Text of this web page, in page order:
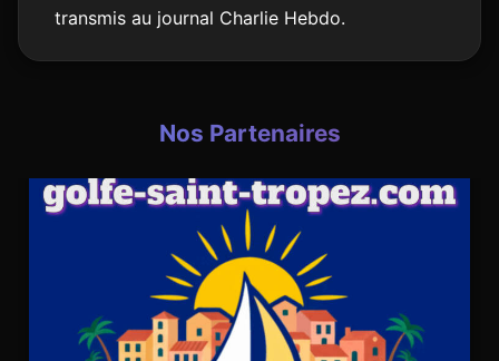
transmis au journal Charlie Hebdo.
Nos Partenaires